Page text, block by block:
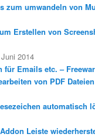
zum umwandeln von
Erstellen von
2014
für Emails etc. –
von PDF
automatisch
Leiste